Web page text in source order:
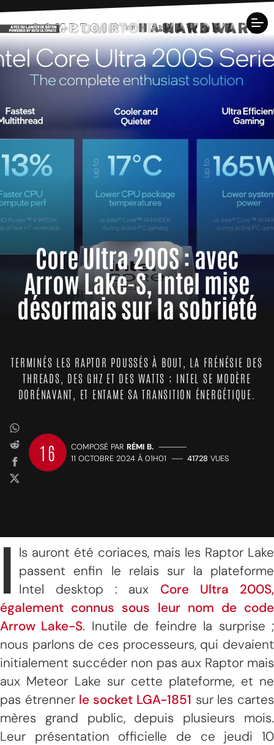
Core Ultra 200S : avec
Arrow Lake-S, Intel mise
désormais sur la sobriété
TERMINÉS LES RAPTOR POUSSÉS À BOUT, LA FRÉNÉSIE DES
THREADS, DES GHZ ET DES WATTS ; INTEL SE MODÈRE
DORÉNAVANT, ET ENTAME SA TRANSITION ÉNERGÉTIQUE.
16 COMPOSÉ PAR RÉMI B. —————
11 OCTOBRE 2024 À 01H01 —— 41728 VUES
I ls auront été coriaces, mais les Raptor Lake
passent enfin le relais sur la plateforme
Intel desktop : aux Core Ultra 200S,
également connus sous leur nom de code
Arrow Lake-S. Inutile de feindre la surprise ;
nous parlons de ces processeurs, qui devaient
initialement succéder non pas aux Raptor mais
aux Meteor Lake sur cette plateforme, et ne
pas étrenner le socket LGA-1851 sur les cartes
mères grand public, depuis plusieurs mois.
Leur présentation officielle de ce jeudi 10